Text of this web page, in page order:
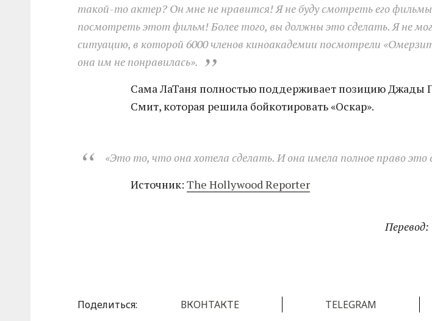
такой-то актер? Он мне не нравится! Я не буду смотреть его
посмотреть этот фильм! Более того, вы должны это сделать. Я не
ситуацию, в которой 6000 членов киноакадемии посмотрели
она им не понравилась».
Сама ЛаТаня полностью поддерживает позицию Джады
Смит, которая решила бойкотировать «Оскар».
«Это то, что она хотела сделать. И она имела полное право это
Источник:The Hollywood Reporter
Поделиться: ВКОНТАКТЕ TELEGRAM